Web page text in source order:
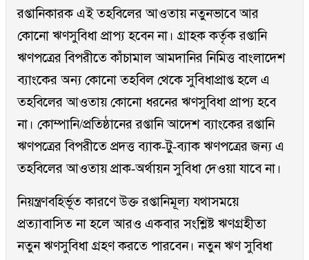
রপ্তানিকারক এই তহবিলের আওতায় নতুনভাবে আর
কোনো ঋণসুবিধা প্রাপ্য হবেন না। গ্রাহক কর্তৃক রপ্তানি
ঋণপত্রের বিপরীতে কাঁচামাল আমদানির নিমিত্ত বাংলাদেশ
ব্যাংকের অন্য কোনো তহবিল থেকে সুবিধাপ্রাপ্ত হলে এ
তহবিলের আওতায় কোনো ধরনের ঋণসুবিধা প্রাপ্য হবে
না। কোম্পানি/প্রতিষ্ঠানের রপ্তানি আদেশ ব্যাংকের রপ্তানি
ঋণপত্রের বিপরীতে প্রদত্ত ব্যাক-টু-ব্যাক ঋণপত্রের জন্য এ
তহবিলের আওতায় প্রাক-অর্থায়ন সুবিধা দেওয়া যাবে না।
নিয়ন্ত্রণবহির্ভূত কারণে উক্ত রপ্তানিমূল্য যথাসময়ে
প্রত্যাবাসিত না হলে আরও একবার সংশ্লিষ্ট ঋণগ্রহীতা
নতুন ঋণসুবিধা গ্রহণ করতে পারবেন। নতুন ঋণ সুবিধা